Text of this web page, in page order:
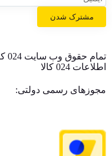
مشترک شدن
اطلاعات 024 کالا
مجوزهای رسمی دولتی: